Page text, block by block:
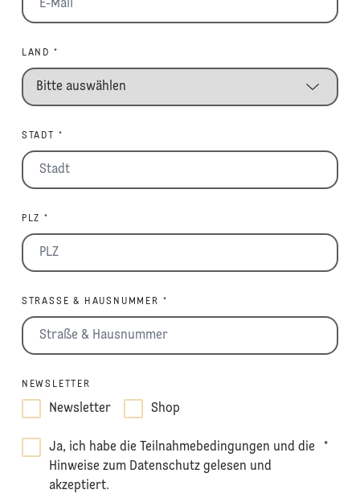
LAND *
STADT *
PLZ *
STRASSE & HAUSNUMMER *
NEWSLETTER
Newsletter Shop
Ja, ich habe die Teilnahmebedingungen und die
Hinweise zum Datenschutz gelesen und
akzeptiert.
*